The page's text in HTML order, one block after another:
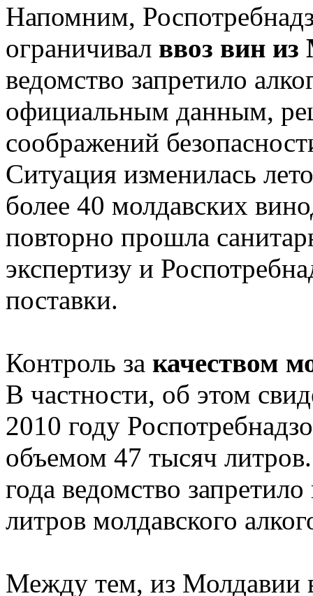
Напомним,
ограничивал ввоз вин
ведомство запретило
официальным данным,
соображений
Ситуация изменилась
более 40 молдавских
повторно прошла
экспертизу и
поставки.
Контроль за качеством
В частности, об этом
2010 году
объемом 47 тысяч
года ведомство
литров молдавского
Между тем, из Молдавии